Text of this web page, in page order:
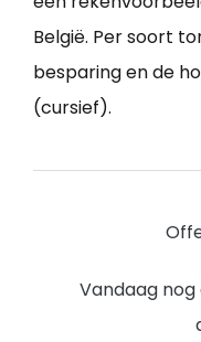
België. Per soort
besparing en de
(cursief).
Vandaag